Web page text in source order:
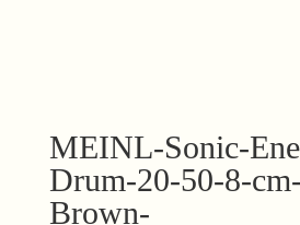
MEINL-Sonic-
Drum-20-50-8-
Brown-